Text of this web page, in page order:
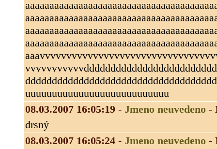
uuuuuuuuuuuuuuuuuuuuuuuuuuu
08.03.2007 16:05:19 - Jmeno neuvedeno -
drsný
08.03.2007 16:05:24 - Jmeno neuvedeno -